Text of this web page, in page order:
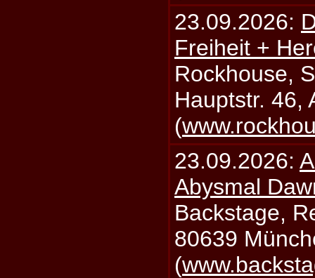
23.09.2026:
Freiheit +
Rockhouse,
Hauptstr. 46,
(
23.09.2026:
Abysmal
Backstage,
80639
(